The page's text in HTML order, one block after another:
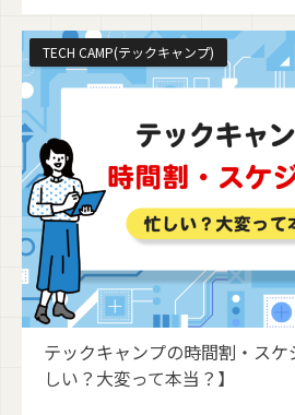
TECH CAMP(テックキャンプ)
テックキャンプの時間割・ス
しい？大変って本当？】